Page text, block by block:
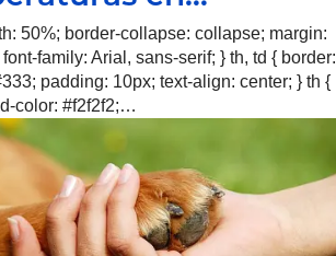
50%; border-collapse: collapse; margin:
family: Arial, sans-serif; } th, td { border:
padding: 10px; text-align: center; } th {
color: #f2f2f2;…